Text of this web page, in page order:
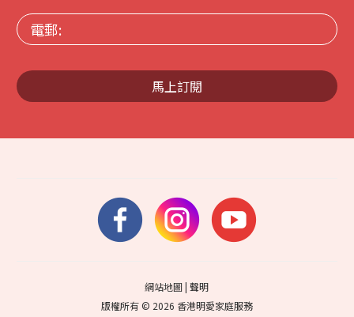
電
郵:
馬上訂閱
網站地圖|聲明
版權所有 © 2026 香港明愛家庭服務